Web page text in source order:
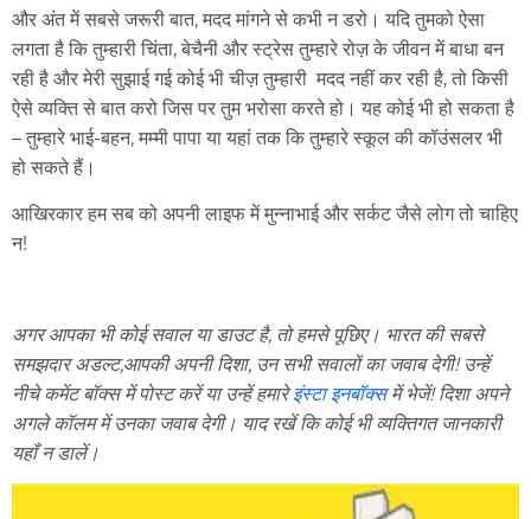
और अंत में सबसे जरूरी बात, मदद मांगने से कभी न डरो। यदि तुमको ऐसा
लगता है कि तुम्हारी चिंता, बेचैनी और स्ट्रेस तुम्हारे रोज़ के जीवन में बाधा बन
रही है और मेरी सुझाई गई कोई भी चीज़ तुम्हारी मदद नहीं कर रही है, तो किसी
ऐसे व्यक्ति से बात करो जिस पर तुम भरोसा करते हो। यह कोई भी हो सकता है
– तुम्हारे भाई-बहन, मम्मी पापा या यहां तक ​​कि तुम्हारे स्कूल की कॉउंसलर भी
हो सकते हैं।
आखिरकार हम सब को अपनी लाइफ में मुन्नाभाई और सर्कट जैसे लोग तो चाहिए
न!
अगर आपका भी कोई सवाल या डाउट है, तो हमसे पूछिए। भारत की सबसे
समझदार अडल्ट,आपकी अपनी दिशा, उन सभी सवालों का जवाब देगी! उन्हें
नीचे कमेंट बॉक्स में पोस्ट करें या उन्हें हमारेइंस्टा इनबॉक्समें भेजें! दिशा अपने
अगले कॉलम में उनका जवाब देगी। याद रखें कि कोई भी व्यक्तिगत जानकारी
यहाँ न डालें।